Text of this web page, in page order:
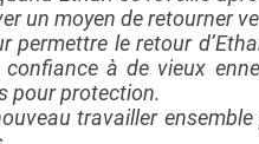
un moyen de retourner
permettre le retour
à de vieux
pour protection.
travailler